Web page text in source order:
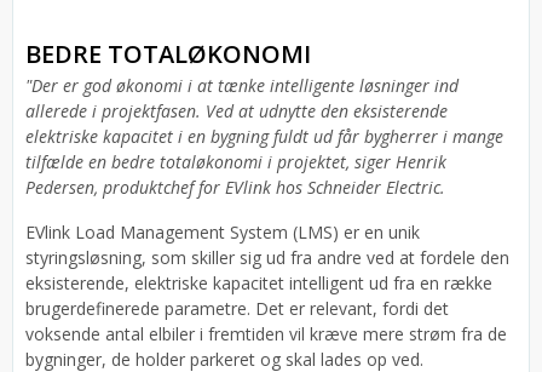
BEDRE TOTALØKONOMI
"Der er god økonomi i at tænke intelligente løsninger ind
allerede i projektfasen. Ved at udnytte den eksisterende
elektriske kapacitet i en bygning fuldt ud får bygherrer i mange
tilfælde en bedre totaløkonomi i projektet, siger Henrik
Pedersen, produktchef for EVlink hos Schneider Electric.
EVlink Load Management System (LMS) er en unik
styringsløsning, som skiller sig ud fra andre ved at fordele den
eksisterende, elektriske kapacitet intelligent ud fra en række
brugerdefinerede parametre. Det er relevant, fordi det
voksende antal elbiler i fremtiden vil kræve mere strøm fra de
bygninger, de holder parkeret og skal lades op ved.